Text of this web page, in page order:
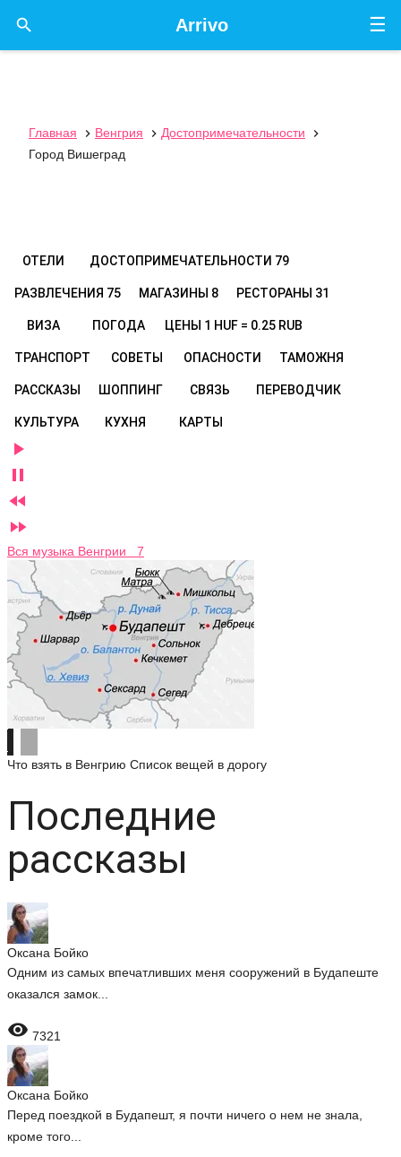
☰
Arrivo

Главная  Венгрия  Достопримечательности

Город Вишеград
ОТЕЛИ ДОСТОПРИМЕЧАТЕЛЬНОСТИ 79
РАЗВЛЕЧЕНИЯ 75 МАГАЗИНЫ 8 РЕСТОРАНЫ 31
ВИЗА ПОГОДА ЦЕНЫ 1 HUF = 0.25 RUB
ТРАНСПОРТ СОВЕТЫ ОПАСНОСТИ ТАМОЖНЯ
РАССКАЗЫ ШОППИНГ СВЯЗЬ ПЕРЕВОДЧИК
КУЛЬТУРА КУХНЯ КАРТЫ




Вся музыка Венгрии 7
Что взять в Венгрию Список вещей в дорогу
Последние
рассказы
Оксана Бойко
Одним из самых впечатливших меня сооружений в Будапеште
оказался замок...
 7321
Оксана Бойко
Перед поездкой в Будапешт, я почти ничего о нем не знала,
кроме того...